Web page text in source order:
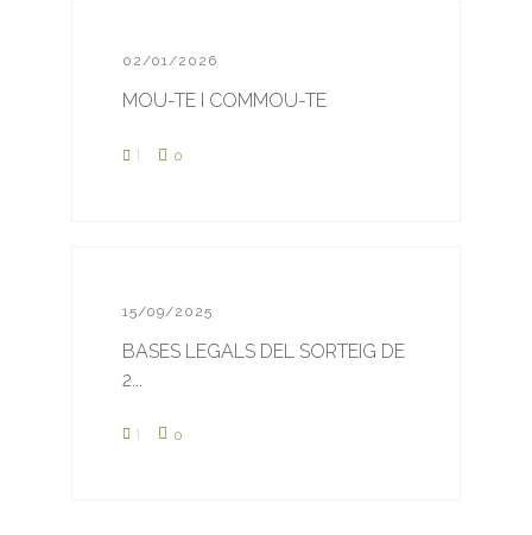
02/01/2026
MOU-TE I COMMOU-TE
1 0
15/09/2025
BASES LEGALS DEL SORTEIG DE
2...
1 0